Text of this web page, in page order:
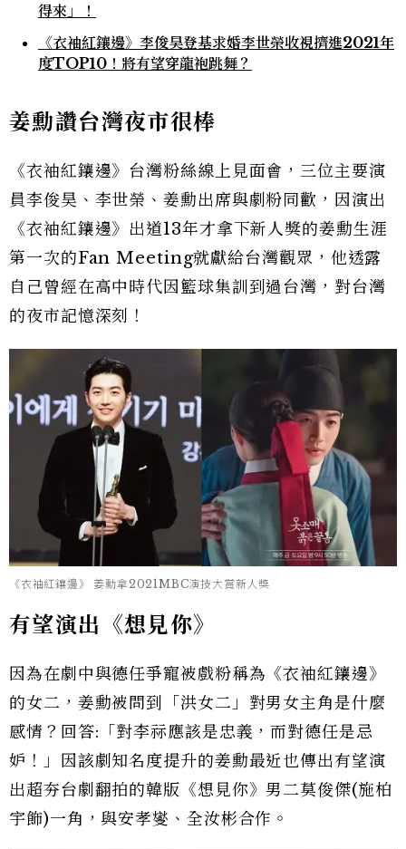
得來」！
《衣袖紅鑲邊》李俊昊登基求婚李世榮收視擠進2021年
度TOP10！將有望穿龍袍跳舞？
姜勳讚台灣夜市很棒
《衣袖紅鑲邊》台灣粉絲線上見面會，三位主要演
員李俊昊、李世榮、姜勳出席與劇粉同歡，因演出
《衣袖紅鑲邊》出道13年才拿下新人獎的姜勳生涯
第一次的Fan Meeting就獻給台灣觀眾，他透露
自己曾經在高中時代因籃球集訓到過台灣，對台灣
的夜市記憶深刻！
《衣袖紅鑲邊》 姜勳拿2021MBC演技大賞新人獎
有望演出《想見你》
因為在劇中與德任爭寵被戲粉稱為《衣袖紅鑲邊》
的女二，姜勳被問到「洪女二」對男女主角是什麼
感情？回答:「對李祘應該是忠義，而對德任是忌
妒！」因該劇知名度提升的姜勳最近也傳出有望演
出超夯台劇翻拍的韓版《想見你》男二莫俊傑(施柏
宇飾)一角，與安孝燮、全汝彬合作。